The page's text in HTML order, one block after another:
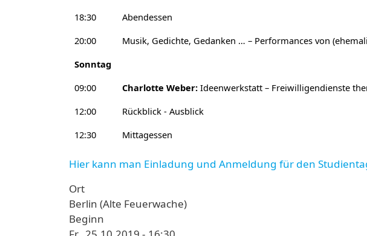
18:30
Abendessen
20:00
Musik, Gedichte, Gedanken … – Performances von
Sonntag
09:00
Charlotte Weber: Ideenwerkstatt – Freiwilligendienste
12:00
Rückblick - Ausblick
12:30
Mittagessen
Hier kann man Einladung und Anmeldung für den
Ort
Berlin (Alte Feuerwache)
Beginn